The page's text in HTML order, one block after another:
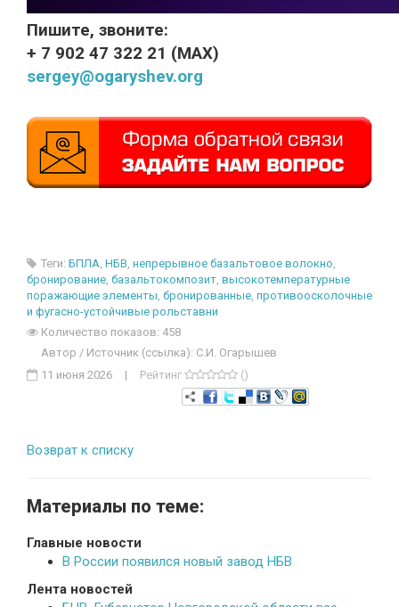
Пишите, звоните:
+ 7 902 47 322 21 (MAХ)
sergey@ogaryshev.org
Теги: БПЛА, НБВ, непрерывное базальтовое волокно,
бронирование, базальтокомпозит, высокотемпературные
поражающие элементы, бронированные, противоосколочные
и фугасно-устойчивые рольставни
Количество показов: 458
Автор / Источник (ссылка): С.И. Огарышев
11 июня 2026
| Рейтинг ()
Возврат к списку
Материалы по теме:
Главные новости
В России появился новый завод НБВ
Лента новостей